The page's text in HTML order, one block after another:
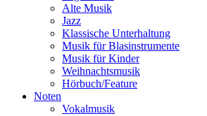
Alte Musik
Jazz
Klassische Unterhaltung
Musik für Blasinstrumente
Musik für Kinder
Weihnachtsmusik
Hörbuch/Feature
Noten
Vokalmusik